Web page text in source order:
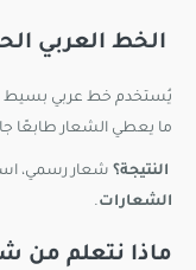
الخط العربي
يُستخدم خط عربي بسيط
ما يعطي الشعار طابعًا
النتيجة؟ شعار رسمي،
الشعارات.
ماذا نتعلم من